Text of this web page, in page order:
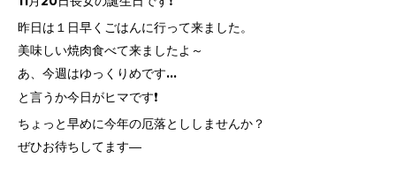
昨日は１日早くごはんに行って来ました。
美味しい焼肉食べて来ましたよ～
あ、今週はゆっくりめです…
と言うか今日がヒマです❗
ちょっと早めに今年の厄落とししませんか？
ぜひお待ちしてます―